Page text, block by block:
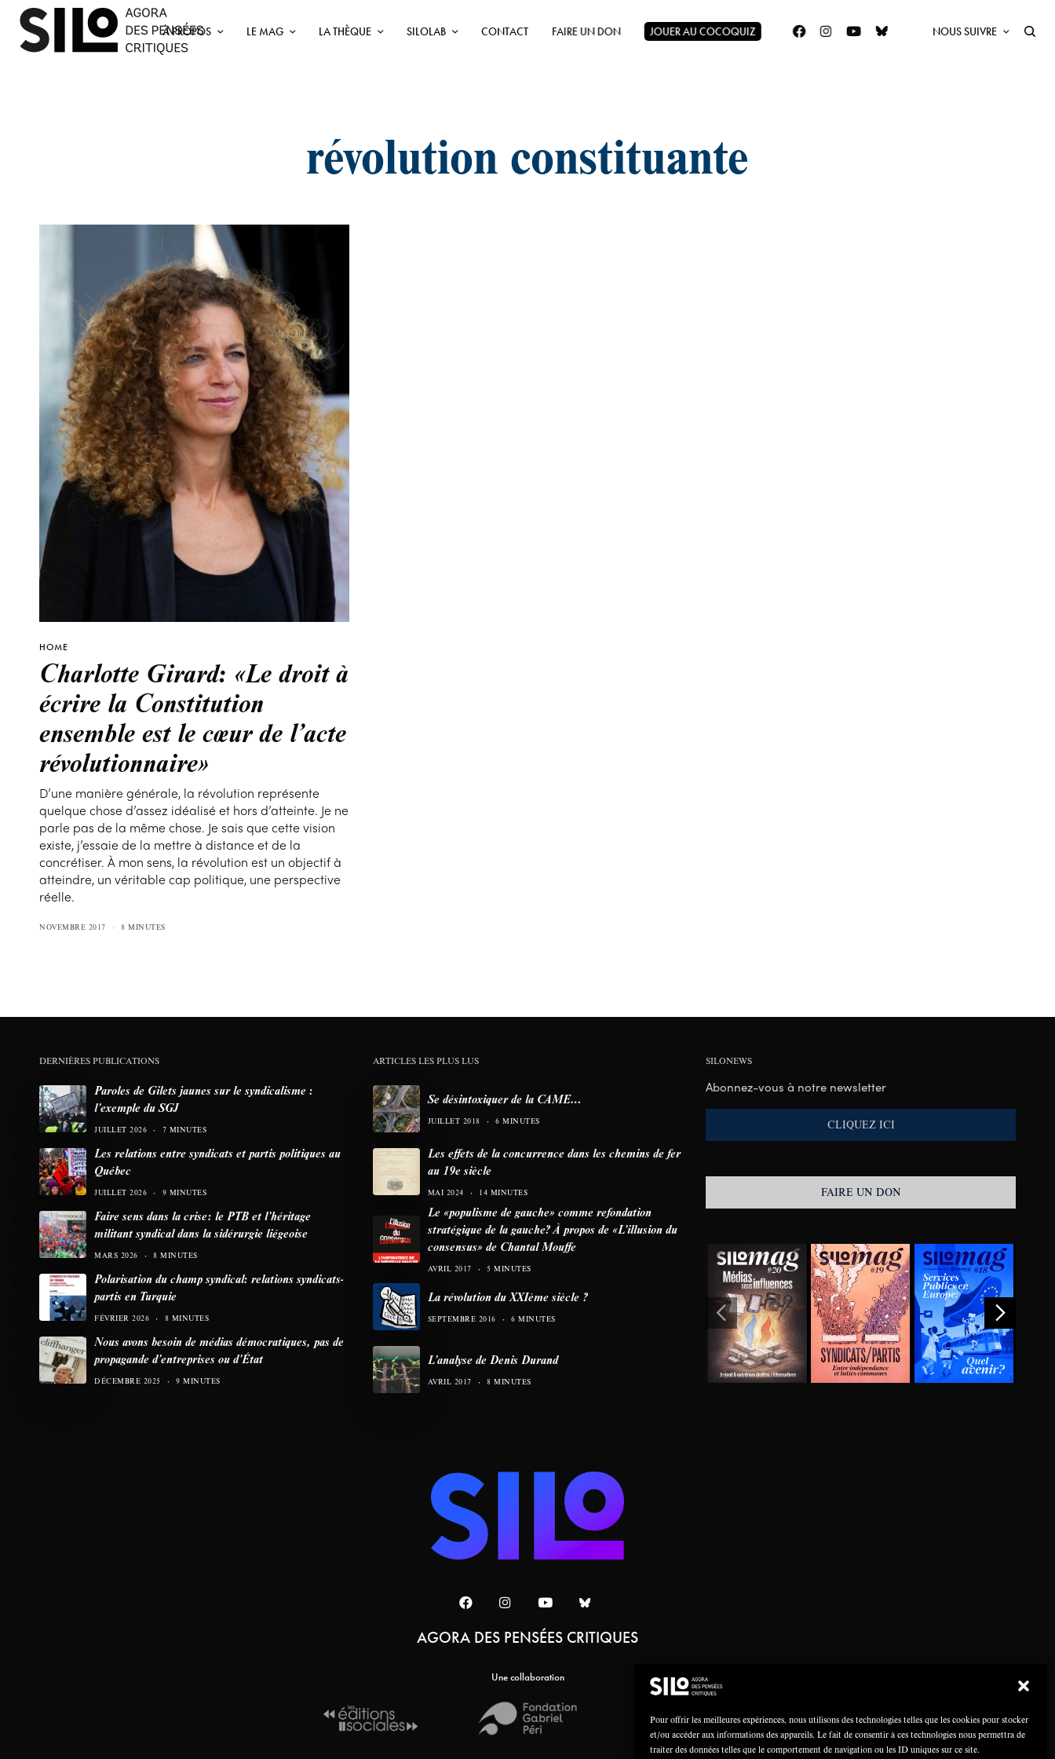
Pour offrir les meilleures expériences, nous utilisons des technologies telles que les cookies pour stocker
et/ou accéder aux informations des appareils. Le fait de consentir à ces technologies nous permettra de
traiter des données telles que le comportement de navigation ou les ID uniques sur ce site.
À PROPOS LE MAG LA THÈQUE SILOLAB CONTACT FAIRE UN DON JOUER AU COCOQUIZ NOUS SUIVRE
révolution constituante
HOME
Charlotte Girard: «Le droit à
écrire la Constitution
ensemble est le cœur de l’acte
révolutionnaire»
D’une manière générale, la révolution représente
quelque chose d’assez idéalisé et hors d’atteinte. Je ne
parle pas de la même chose. Je sais que cette vision
existe, j’essaie de la mettre à distance et de la
concrétiser. À mon sens, la révolution est un objectif à
atteindre, un véritable cap politique, une perspective
réelle.
NOVEMBRE 2017 8 MINUTES
DERNIÈRES PUBLICATIONS
Paroles de Gilets jaunes sur le syndicalisme :
l’exemple du SGJ
JUILLET 2026 7 MINUTES
Les relations entre syndicats et partis politiques au
Québec
JUILLET 2026 9 MINUTES
Faire sens dans la crise: le PTB et l’héritage
militant syndical dans la sidérurgie liégeoise
MARS 2026 8 MINUTES
Polarisation du champ syndical: relations syndicats-
partis en Turquie
FÉVRIER 2026 8 MINUTES
Nous avons besoin de médias démocratiques, pas de
propagande d’entreprises ou d’État
DÉCEMBRE 2025 9 MINUTES
ARTICLES LES PLUS LUS
Se désintoxiquer de la CAME…
JUILLET 2018 6 MINUTES
Les effets de la concurrence dans les chemins de fer
au 19e siècle
MAI 2024 14 MINUTES
Le «populisme de gauche» comme refondation
stratégique de la gauche? À propos de «L’illusion du
consensus» de Chantal Mouffe
AVRIL 2017 5 MINUTES
La révolution du XXIème siècle ?
SEPTEMBRE 2016 6 MINUTES
L’analyse de Denis Durand
AVRIL 2017 8 MINUTES
SILONEWS
Abonnez-vous à notre newsletter
CLIQUEZ ICI
FAIRE UN DON
AGORA DES PENSÉES CRITIQUES
Une collaboration